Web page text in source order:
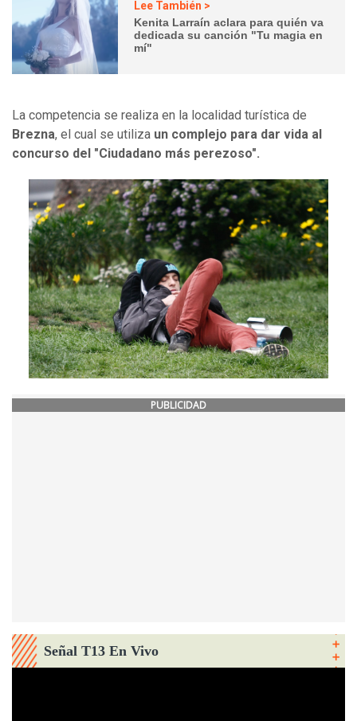
Lee También >
Kenita Larraín aclara para quién va
dedicada su canción "Tu magia en
mí"
La competencia se realiza en la localidad turística de
Brezna, el cual se utiliza un complejo para dar vida al
concurso del "Ciudadano más perezoso".
PUBLICIDAD
Señal T13 En Vivo